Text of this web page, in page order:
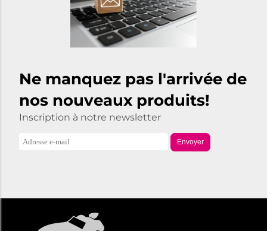
Ne manquez pas l'arrivée de
nos nouveaux produits!
Inscription à notre newsletter
Envoyer